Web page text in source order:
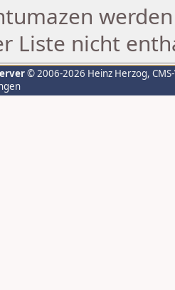
Liste nicht
© 2006-2026 Heinz Herzog,